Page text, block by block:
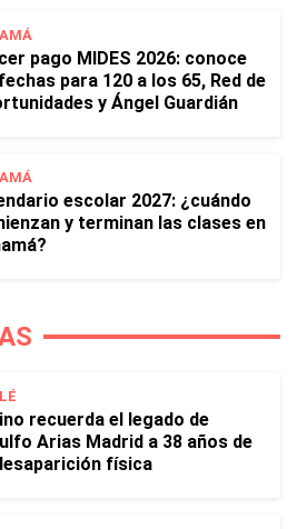
pago MIDES 2026: conoce
para 120 a los 65, Red de
y Ángel Guardián
escolar 2027: ¿cuándo
y terminan las clases en
recuerda el legado de
Arias Madrid a 38 años de
física